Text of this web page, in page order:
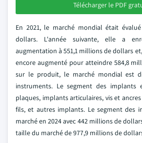
Télécharger le PDF
En 2021, le marché mondial était
dollars. L'année suivante, elle a
augmentation à 551,1 millions de dollars
encore augmenté pour atteindre 584,8
sur le produit, le marché mondial est
instruments. Le segment des implants
plaques, implants articulaires, vis et
fils, et autres implants. Le segment des
marché en 2024 avec 442 millions de
taille du marché de 977,9 millions de